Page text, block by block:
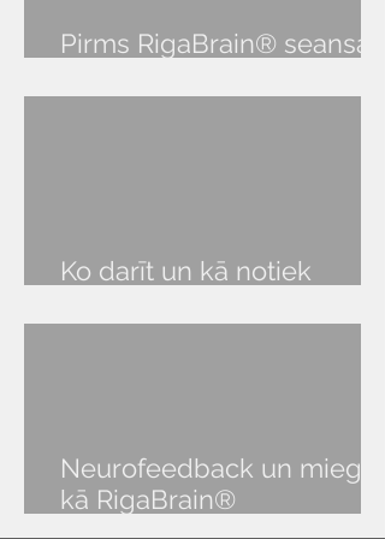
Pirms RigaBrain® seansa
Ko darīt un kā notiek
Neurofeedback un miegs:
kā RigaBrain®
NeurOptimal® palīdz atgūt